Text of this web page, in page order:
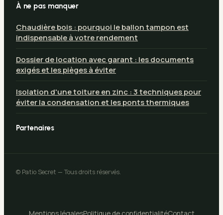
À ne pas manquer
Chaudière bois : pourquoi le ballon tampon est
indispensable à votre rendement
Dossier de location avec garant : les documents
exigés et les pièges à éviter
Isolation d'une toiture en zinc : 3 techniques pour
éviter la condensation et les ponts thermiques
Partenaires
© Patio Secret — Tous droits réservés.